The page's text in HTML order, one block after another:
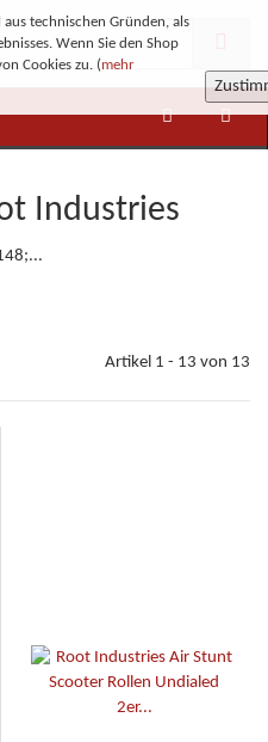
Industries
Artikel 1 - 13 von 13
technischen Gründen, als
Wenn Sie den Shop
Cookies zu. (mehr